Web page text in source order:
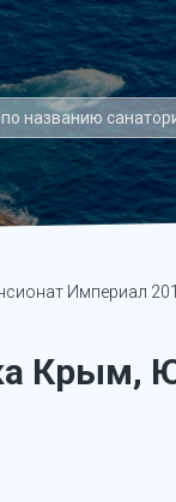
Империал
Крым,